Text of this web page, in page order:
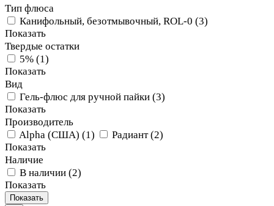
Тип флюса
Канифольный, безотмывочный, ROL-0 (3)
Показать
Твердые остатки
5% (1)
Показать
Вид
Гель-флюс для ручной пайки (3)
Показать
Производитель
Alpha (США) (1) Радиант(2)
Показать
Наличие
В наличии (2)
Показать
Показать